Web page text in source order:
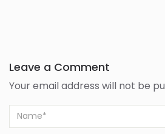
Leave a Comment
Your email address will not be